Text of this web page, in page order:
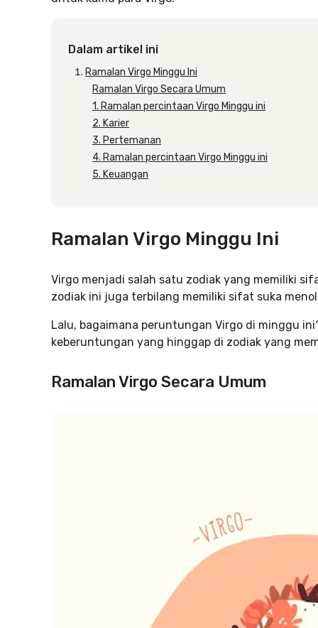
Dalam artikel ini
Ramalan Virgo Minggu Ini
Ramalan Virgo Secara Umum
1. Ramalan percintaan Virgo Minggu ini
2. Karier
3. Pertemanan
4. Ramalan percintaan Virgo Minggu ini
5. Keuangan
Ramalan Virgo Minggu Ini
Virgo menjadi salah satu zodiak yang memiliki
zodiak ini juga terbilang memiliki sifat suka
Lalu, bagaimana peruntungan Virgo di minggu
keberuntungan yang hinggap di zodiak yang
Ramalan Virgo Secara Umum